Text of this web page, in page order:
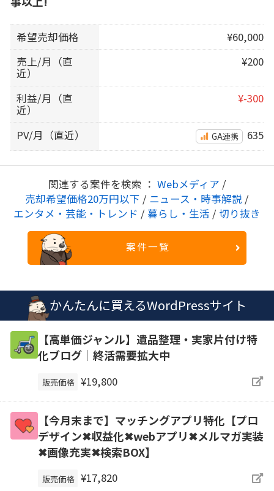
希望売却価格
¥60,000
売上/月（直
近）
¥200
利益/月（直
近）
¥-300
PV/月（直近） GA連携 635
関連する案件を検索 ： Webメディア /
売却希望価格20万円以下 / ニュース・時事解説 /
エンタメ・芸能・トレンド / 暮らし・生活 / 切り抜き
案件一覧
かんたんに買えるWordPressサイト
【高単価ジャンル】遺品整理・実家片付け特
化ブログ｜終活需要拡大中
販売価格 ¥19,800
【今月末まで】マッチングアプリ特化【プロ
デザイン✖収益化✖webアプリ✖メルマガ実装
✖画像充実✖検索BOX】
販売価格 ¥17,820